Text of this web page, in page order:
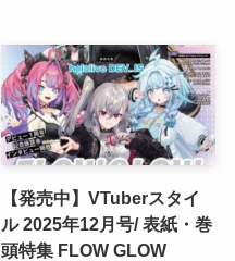
【発売中】VTuberスタイ
ル 2025年12月号/ 表紙・巻
頭特集 FLOW GLOW